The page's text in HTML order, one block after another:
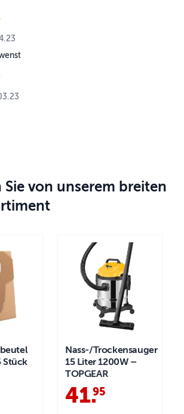
2023
2023
Sie von unserem breiten
Stück
Nass-/Trockensauger
15 Liter 1200W –
TOPGEAR
41.
95